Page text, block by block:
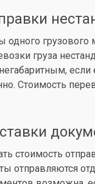
одного
груза
негабаритным,
Стоимость
стоимость
отправляются